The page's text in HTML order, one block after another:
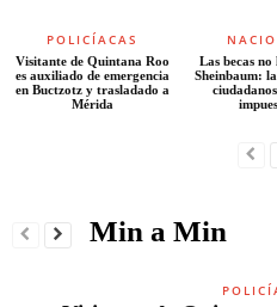
POLICÍACAS
Visitante de Quintana Roo
es auxiliado de emergencia
en Buctzotz y trasladado a
Mérida
Las becas no
Sheinbaum:
Min a Min